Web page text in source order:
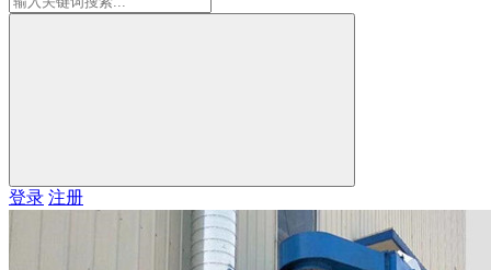
登录 注册